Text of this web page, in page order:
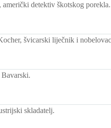
detektiv škotskog porekla.
švicarski liječnik i
skladatelj.